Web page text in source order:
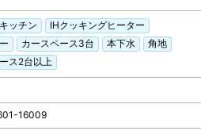
ッチン
IHクッキングヒーター
カースペース3台 本下水
角地
ス2台以上
16009